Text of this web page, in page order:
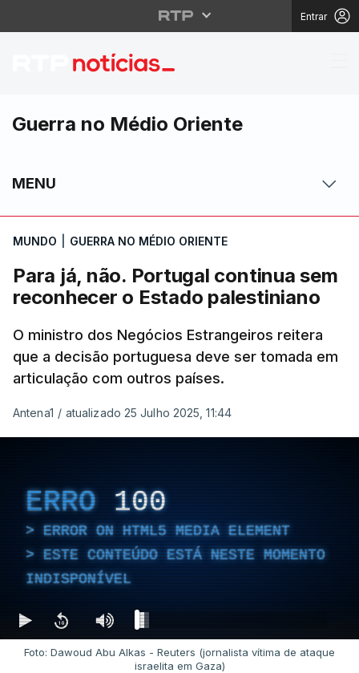
Entrar
Para já, não. Portugal
Guerra no Médio Oriente
MENU
MUNDO GUERRA NO MÉDIO ORIENTE
Para já, não. Portugal continua sem
reconhecer o Estado palestiniano
O ministro dos Negócios Estrangeiros reitera
que a decisão portuguesa deve ser tomada em
articulação com outros países.
Antena1 / atualizado 25 Julho 2025, 11:44
ERRO 100
ERROR ON HTML5 MEDIA ELEMENT
ESTE CONTEÚDO ESTÁ NESTE MOMENTO
INDISPONÍVEL
Foto: Dawoud Abu Alkas - Reuters (jornalista vítima de ataque
israelita em Gaza)